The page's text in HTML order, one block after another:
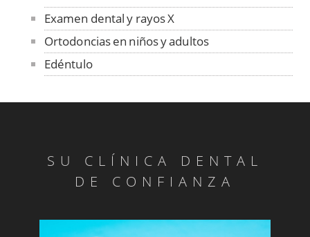
Examen dental y rayos X
Ortodoncias en niños y adultos
Edéntulo
Absceso Periodontal
Anquilosis
Benigno
SU CLÍNICA DENTAL
DE CONFIANZA